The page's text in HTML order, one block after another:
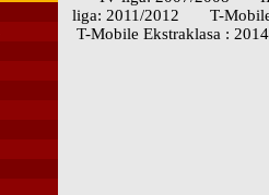
liga: 2011/2012
T-
T-Mobile Ekstraklasa :